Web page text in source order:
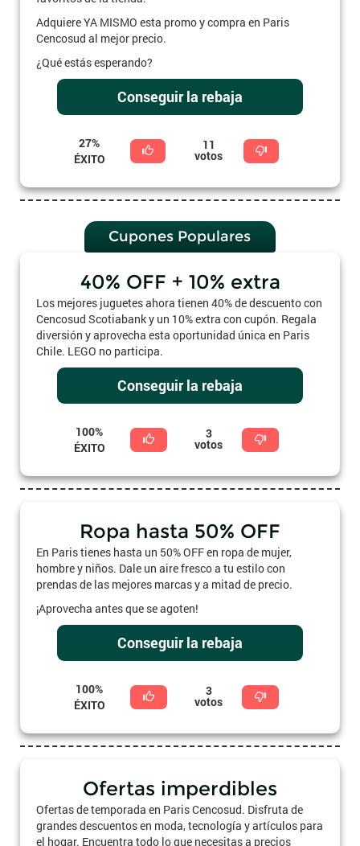
Adquiere YA MISMO esta promo y compra en Paris
Cencosud al mejor precio.
¿Qué estás esperando?
Conseguir la rebaja
27%
ÉXITO
11
votos
Cupones Populares
40% OFF + 10% extra
Los mejores juguetes ahora tienen 40% de descuento con
Cencosud Scotiabank y un 10% extra con cupón. Regala
diversión y aprovecha esta oportunidad única en Paris
Chile. LEGO no participa.
Conseguir la rebaja
100%
ÉXITO
3
votos
Ropa hasta 50% OFF
En Paris tienes hasta un 50% OFF en ropa de mujer,
hombre y niños. Dale un aire fresco a tu estilo con
prendas de las mejores marcas y a mitad de precio.
¡Aprovecha antes que se agoten!
Conseguir la rebaja
100%
ÉXITO
3
votos
Ofertas imperdibles
Ofertas de temporada en Paris Cencosud. Disfruta de
grandes descuentos en moda, tecnología y artículos para
el hogar. Encuentra todo lo que necesitas a precios